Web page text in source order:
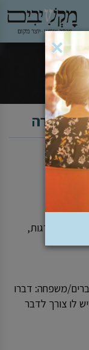
ובשגרה
המדרגות,
משפחה: דברו
לו צורך לדבר
×